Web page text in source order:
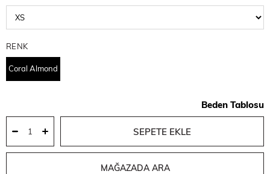
RENK
Coral Almond
Beden Tablosu
MAĞAZADA ARA